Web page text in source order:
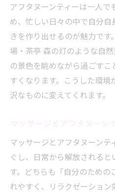
アフタヌーンティーは一人で
め、忙しい日々の中で自分
きを作り出せるのが魅力で
場・茶亭 森の灯のような自
の景色を眺めながら過ごす
すくなります。こうした環
沢なものに変えてくれます。
マッサージとアフタヌーン
ぐし、日常から解放される
す。どちらも「自分のため
れやすく、リラクゼーション